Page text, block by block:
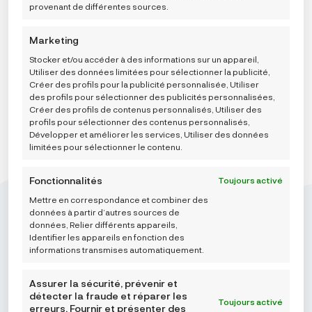
provenant de différentes sources.
Marketing
Stocker et/ou accéder à des informations sur un appareil,
Utiliser des données limitées pour sélectionner la publicité,
Créer des profils pour la publicité personnalisée, Utiliser
des profils pour sélectionner des publicités personnalisées,
Créer des profils de contenus personnalisés, Utiliser des
profils pour sélectionner des contenus personnalisés,
Développer et améliorer les services, Utiliser des données
limitées pour sélectionner le contenu.
Fonctionnalités
Toujours activé
Mettre en correspondance et combiner des
données à partir d’autres sources de
données, Relier différents appareils,
Identifier les appareils en fonction des
informations transmises automatiquement.
Assurer la sécurité, prévenir et
détecter la fraude et réparer les
erreurs, Fournir et présenter des
Toujours activé
AJOUTER AU PANIER
Mikroedra d.o.o.
info@najnaj.eu